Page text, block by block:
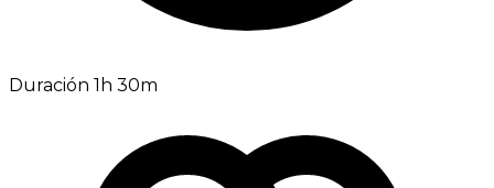
Duración 1h 30m